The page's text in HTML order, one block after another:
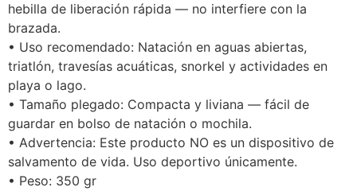
hebilla de liberación rápida — no interfiere con la
brazada.
• Uso recomendado: Natación en aguas abiertas,
triatlón, travesías acuáticas, snorkel y actividades en
playa o lago.
• Tamaño plegado: Compacta y liviana — fácil de
guardar en bolso de natación o mochila.
• Advertencia: Este producto NO es un dispositivo de
salvamento de vida. Uso deportivo únicamente.
• Peso: 350 gr